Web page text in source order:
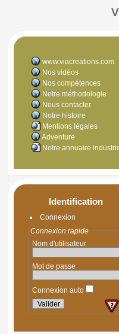
www.viacreations.com
Nos vidéos
Nos compétences
Notre méthodologie
Nous contacter
Notre histoire
Mentions légales
Adventure
Notre annuaire
Identification
Connexion
Connexion rapide
Nom d'utilisateur
Mot de passe
Connexion auto